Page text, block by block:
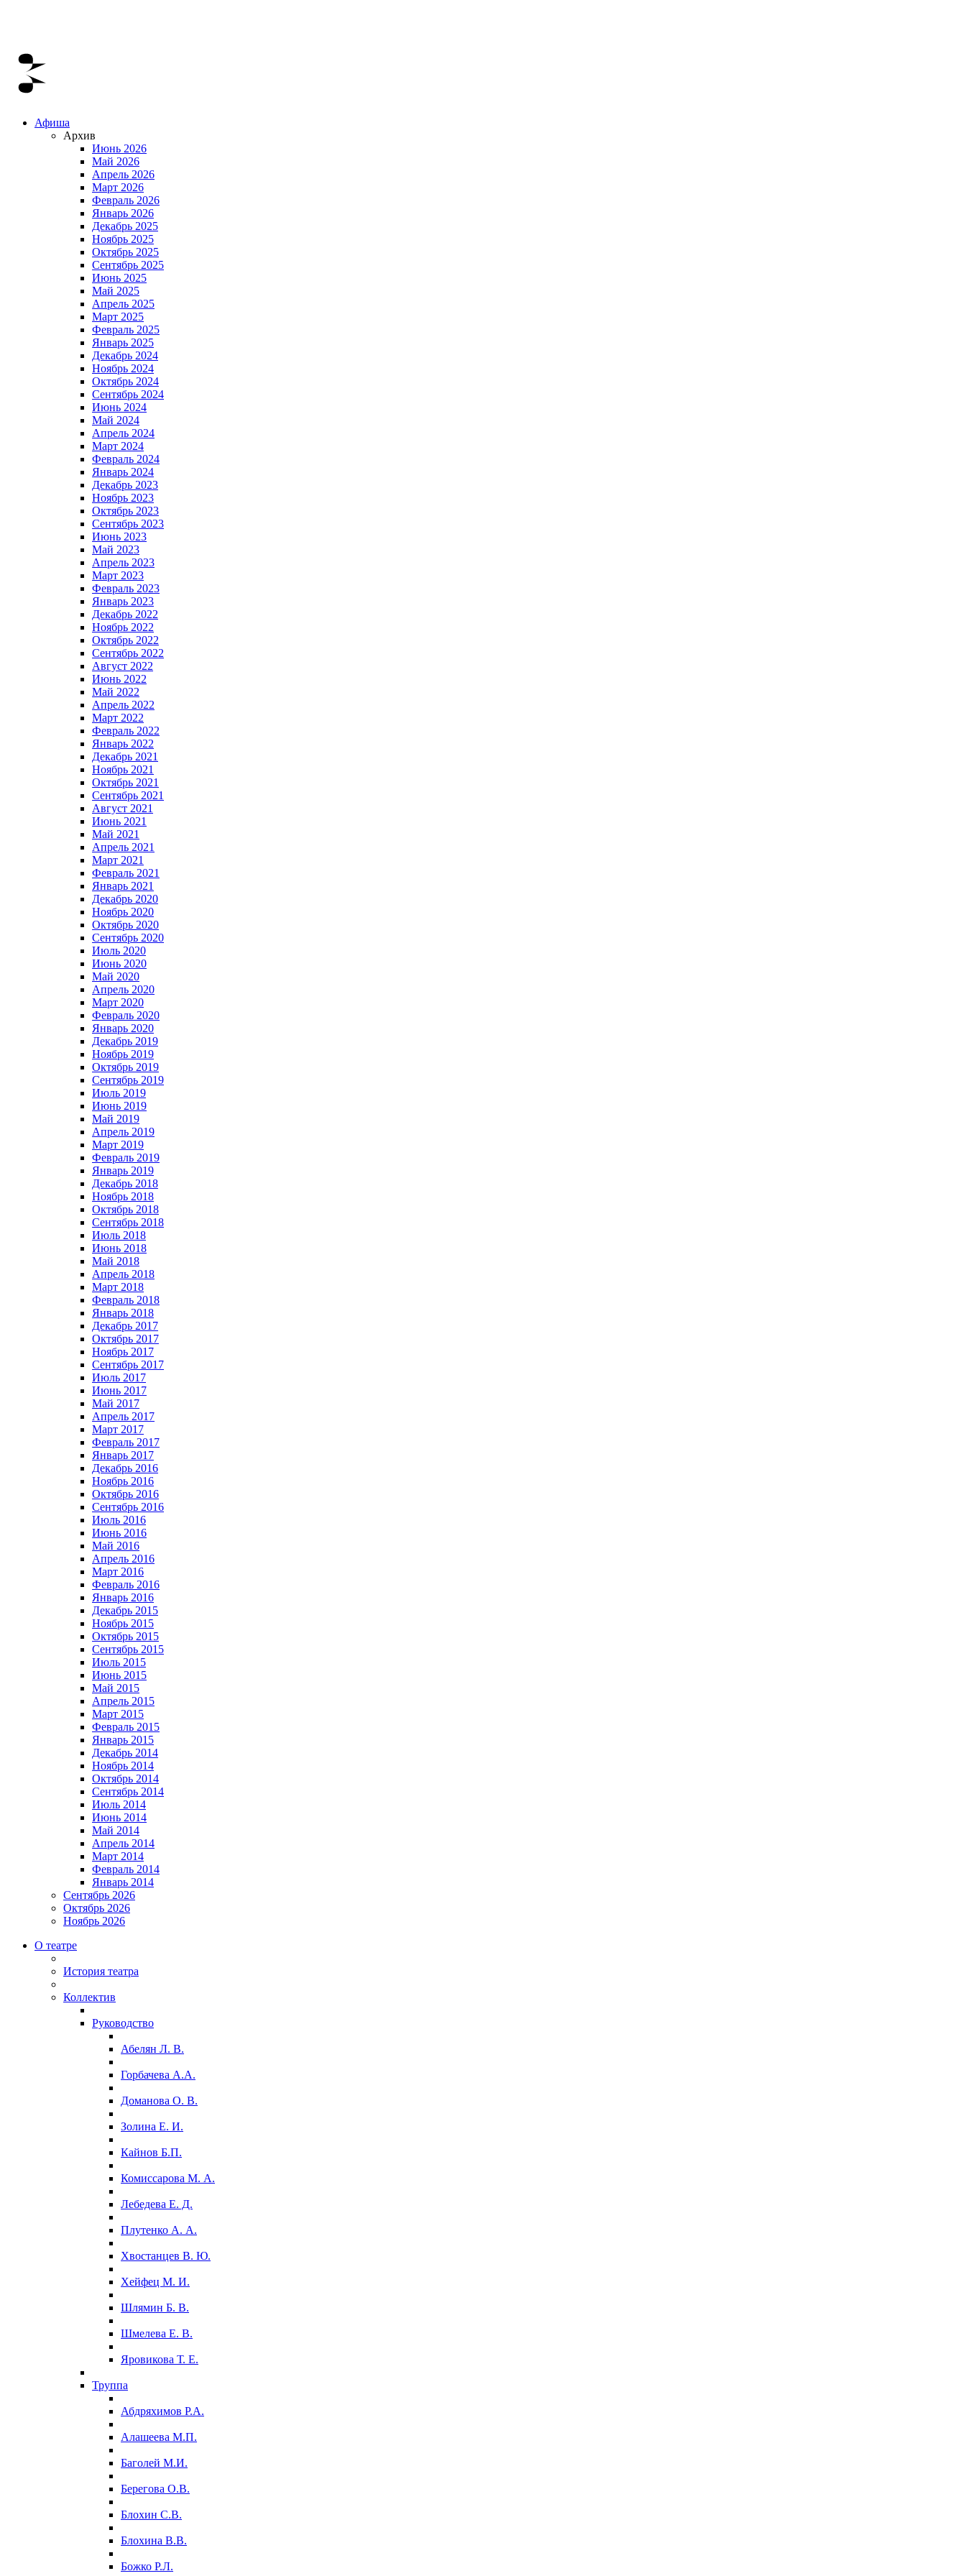
Афиша
Архив
Июнь 2026
Май 2026
Апрель 2026
Март 2026
Февраль 2026
Январь 2026
Декабрь 2025
Ноябрь 2025
Октябрь 2025
Сентябрь 2025
Июнь 2025
Май 2025
Апрель 2025
Март 2025
Февраль 2025
Январь 2025
Декабрь 2024
Ноябрь 2024
Октябрь 2024
Сентябрь 2024
Июнь 2024
Май 2024
Апрель 2024
Март 2024
Февраль 2024
Январь 2024
Декабрь 2023
Ноябрь 2023
Октябрь 2023
Сентябрь 2023
Июнь 2023
Май 2023
Апрель 2023
Март 2023
Февраль 2023
Январь 2023
Декабрь 2022
Ноябрь 2022
Октябрь 2022
Сентябрь 2022
Август 2022
Июнь 2022
Май 2022
Апрель 2022
Март 2022
Февраль 2022
Январь 2022
Декабрь 2021
Ноябрь 2021
Октябрь 2021
Сентябрь 2021
Август 2021
Июнь 2021
Май 2021
Апрель 2021
Март 2021
Февраль 2021
Январь 2021
Декабрь 2020
Ноябрь 2020
Октябрь 2020
Сентябрь 2020
Июль 2020
Июнь 2020
Май 2020
Апрель 2020
Март 2020
Февраль 2020
Январь 2020
Декабрь 2019
Ноябрь 2019
Октябрь 2019
Сентябрь 2019
Июль 2019
Июнь 2019
Май 2019
Апрель 2019
Март 2019
Февраль 2019
Январь 2019
Декабрь 2018
Ноябрь 2018
Октябрь 2018
Сентябрь 2018
Июль 2018
Июнь 2018
Май 2018
Апрель 2018
Март 2018
Февраль 2018
Январь 2018
Декабрь 2017
Октябрь 2017
Ноябрь 2017
Сентябрь 2017
Июль 2017
Июнь 2017
Май 2017
Апрель 2017
Март 2017
Февраль 2017
Январь 2017
Декабрь 2016
Ноябрь 2016
Октябрь 2016
Сентябрь 2016
Июль 2016
Июнь 2016
Май 2016
Апрель 2016
Март 2016
Февраль 2016
Январь 2016
Декабрь 2015
Ноябрь 2015
Октябрь 2015
Сентябрь 2015
Июль 2015
Июнь 2015
Май 2015
Апрель 2015
Март 2015
Февраль 2015
Январь 2015
Декабрь 2014
Ноябрь 2014
Октябрь 2014
Сентябрь 2014
Июль 2014
Июнь 2014
Май 2014
Апрель 2014
Март 2014
Февраль 2014
Январь 2014
Сентябрь 2026
Октябрь 2026
Ноябрь 2026
О театре
История театра
Коллектив
Руководство
Абелян Л. В.
Горбачева А.А.
Доманова О. В.
Золина Е. И.
Кайнов Б.П.
Комиссарова М. А.
Лебедева Е. Д.
Плутенко А. А.
Хвостанцев В. Ю.
Хейфец М. И.
Шлямин Б. В.
Шмелева Е. В.
Яровикова Т. Е.
Труппа
Абдряхимов Р.А.
Алашеева М.П.
Баголей М.И.
Берегова О.В.
Блохин С.В.
Блохина В.В.
Божко Р.Л.